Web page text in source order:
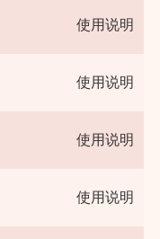
使用说明
使用说明
使用说明
使用说明